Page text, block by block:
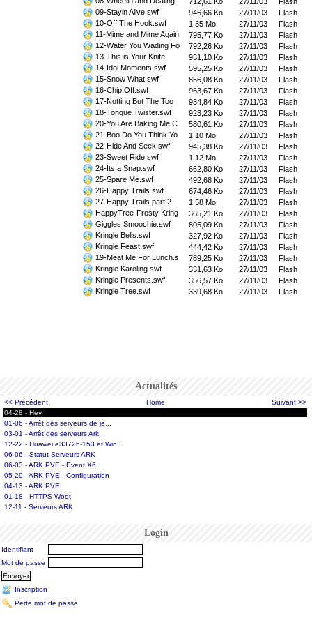
Actualités
<< Précédent Home
Suivant >>
04-28 - Hey
01-06 - Arrêt des serveurs de je...
03-01 - Arrêt des serveurs Ark...
12-22 - Huawei e3372h-153 et Win...
06-06 - Statut Serveurs ARK
06-03 - ARK PVE - Event X6
05-29 - ARK PVE - Configuration
04-13 - ARK PVE
01-18 - HTTPS Woot
12-11 - Serveurs ARK
Login
Identifiant
Mot de passe
Inscription
Perte mot de passe
09-Stayin Alive.swf
946,66 Ko 27/11/03
Flash
10-Off The Hook.swf
1,35 Mo 27/11/03
Flash
11-Mime and Mime Again
795,77 Ko 27/11/03
Flash
12-Water You Wading Fo
792,26 Ko 27/11/03
Flash
13-This is Your Knife.
931,10 Ko 27/11/03
Flash
14-Idol Moments.swf
595,25 Ko 27/11/03
Flash
15-Snow What.swf
856,08 Ko 27/11/03
Flash
16-Chip Off.swf
963,67 Ko 27/11/03
Flash
17-Nutting But The Too
934,84 Ko 27/11/03
Flash
18-Tongue Twister.swf
923,23 Ko 27/11/03
Flash
20-You Are Baking Me C
580,61 Ko 27/11/03
Flash
21-Boo Do You Think Yo
1,10 Mo 27/11/03
Flash
22-Hide And Seek.swf
945,38 Ko 27/11/03
Flash
23-Sweet Ride.swf
1,12 Mo 27/11/03
Flash
24-Its a Snap.swf
662,80 Ko 27/11/03
Flash
25-Spare Me.swf
492,68 Ko 27/11/03
Flash
26-Happy Trails.swf
674,46 Ko 27/11/03
Flash
27-Happy Trails part 2
1,58 Mo 27/11/03
Flash
HappyTree-Frosty Kring
365,21 Ko 27/11/03
Flash
Giggles Smoochie.swf
805,09 Ko 27/11/03
Flash
Kringle Bells.swf
327,92 Ko 27/11/03
Flash
Kringle Feast.swf
444,42 Ko 27/11/03
Flash
19-Meat Me For Lunch.s
789,25 Ko 27/11/03
Flash
Kringle Karoling.swf
331,63 Ko 27/11/03
Flash
Kringle Presents.swf
356,57 Ko 27/11/03
Flash
Kringle Tree.swf
339,68 Ko 27/11/03 Flash